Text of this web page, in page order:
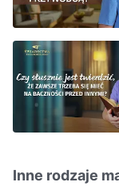
Inne rodzaje